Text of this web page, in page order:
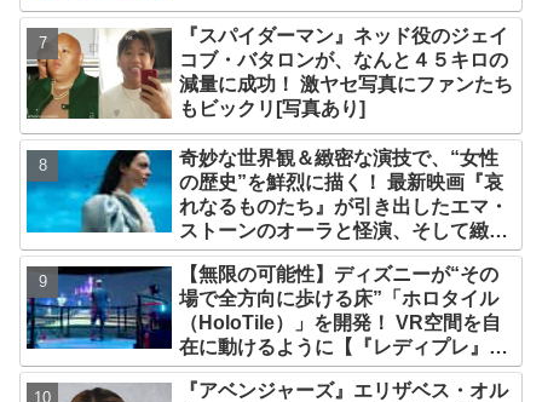
『スパイダーマン』ネッド役のジェイ
コブ・バタロンが、なんと４５キロの
減量に成功！ 激ヤセ写真にファンたち
もビックリ[写真あり]
奇妙な世界観＆緻密な演技で、“女性
の歴史”を鮮烈に描く！ 最新映画『哀
れなるものたち』が引き出したエマ・
ストーンのオーラと怪演、そして緻密
すぎる演技力！ これは女性の“自由意
志”の物語［レビュー＆解説］
【無限の可能性】ディズニーが“その
場で全方向に歩ける床”「ホロタイル
（HoloTile）」を開発！ VR空間を自
在に動けるように【『レディプレ』実
現への大きな一歩？】
『アベンジャーズ』エリザベス・オル